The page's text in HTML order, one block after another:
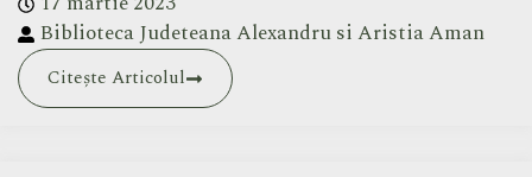
Biblioteca Judeteana Alexandru si Aristia Aman
Citește Articolul